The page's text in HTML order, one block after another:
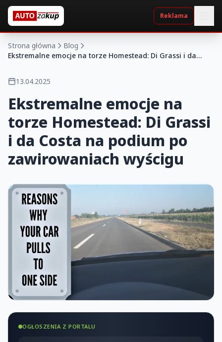
Reklama
Strona główna
Blog
Ekstremalne emocje na torze Homestead: Di Grassi i da
13.04.2025
Ekstremalne emocje na
torze Homestead: Di Grassi
i da Costa na podium po
zawirowaniach wyścigu
OGŁOSZENIA Z PORTALU